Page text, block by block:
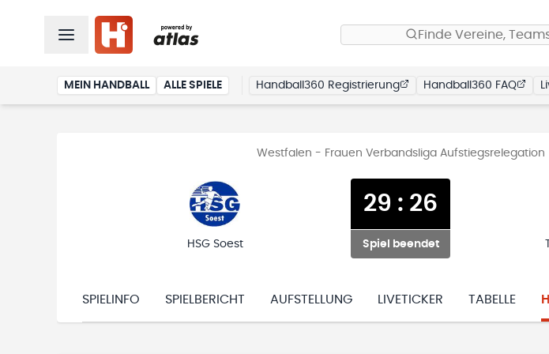
Finde Vereine,
MEIN HANDBALL ALLE SPIELE Handball360 Registrierung Handball360 FAQ
Westfalen - Frauen Verbandsliga Aufstiegsrelegation
HSG Soest
29 : 26
Spiel beendet
SPIELINFO SPIELBERICHT AUFSTELLUNG LIVETICKER TABELLE